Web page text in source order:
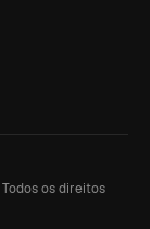
Todos os direitos